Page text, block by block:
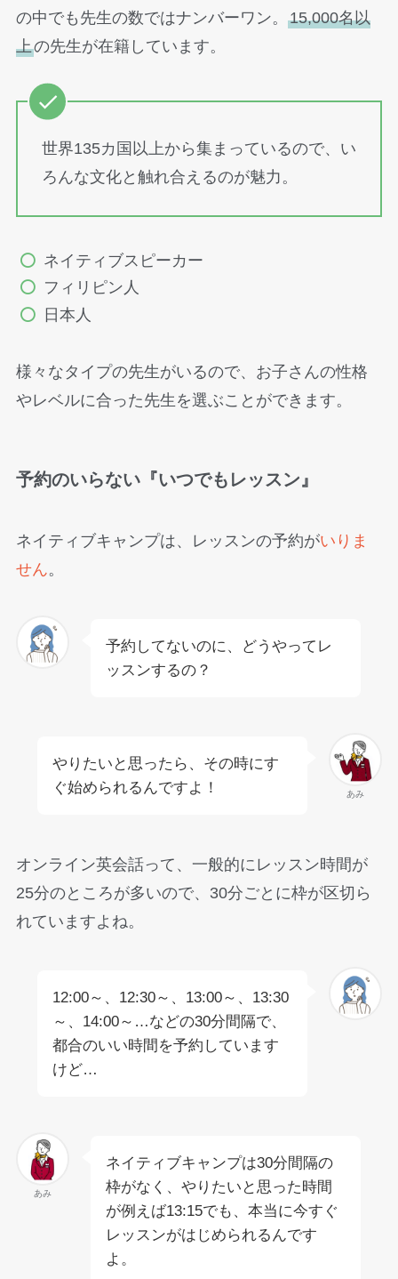
の中でも先生の数ではナンバーワン。 15,000名以
上の先生が在籍しています。
世界135カ国以上から集まっているので、い
ろんな文化と触れ合えるのが魅力。
ネイティブスピーカー
フィリピン人
日本人
様々なタイプの先生がいるので、お子さんの性格
やレベルに合った先生を選ぶことができます。
予約のいらない『いつでもレッスン』
ネイティブキャンプは、レッスンの予約がいりま
せん。
予約してないのに、どうやってレ
ッスンするの？
あみ
やりたいと思ったら、その時にす
ぐ始められるんですよ！
オンライン英会話って、一般的にレッスン時間が
25分のところが多いので、30分ごとに枠が区切ら
れていますよね。
12:00～、12:30～、13:00～、13:30
～、14:00～…などの30分間隔で、
都合のいい時間を予約しています
けど…
あみ
ネイティブキャンプは30分間隔の
枠がなく、やりたいと思った時間
が例えば13:15でも、本当に今すぐ
レッスンがはじめられるんです
よ。